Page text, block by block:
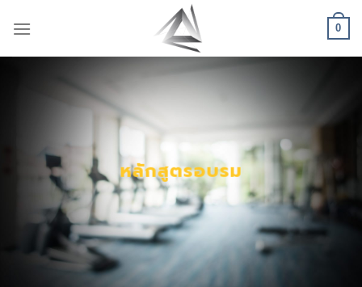
0
หลักสูตรอบรม